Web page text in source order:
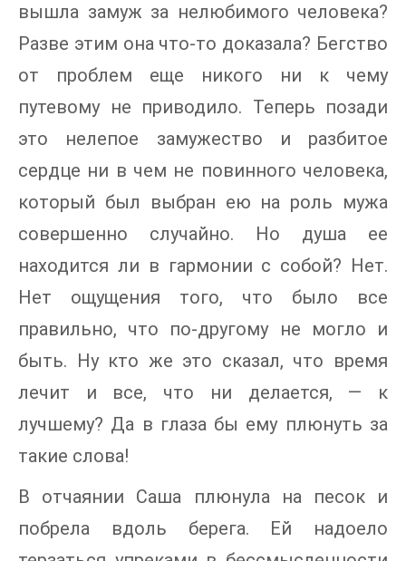
вышла замуж за нелюбимого человека?
Разве этим она что-то доказала? Бегство
от проблем еще никого ни к чему
путевому не приводило. Теперь позади
это нелепое замужество и разбитое
сердце ни в чем не повинного человека,
который был выбран ею на роль мужа
совершенно случайно. Но душа ее
находится ли в гармонии с собой? Нет.
Нет ощущения того, что было все
правильно, что по-другому не могло и
быть. Ну кто же это сказал, что время
лечит и все, что ни делается, — к
лучшему? Да в глаза бы ему плюнуть за
такие слова!
В отчаянии Саша плюнула на песок и
побрела вдоль берега. Ей надоело